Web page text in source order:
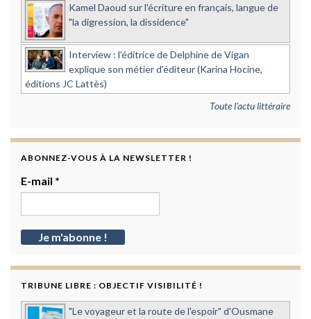
Kamel Daoud sur l'écriture en français, langue de
"la digression, la dissidence"
Interview : l'éditrice de Delphine de Vigan
explique son métier d'éditeur (Karina Hocine,
éditions JC Lattès)
Toute l'actu littéraire
ABONNEZ-VOUS À LA NEWSLETTER !
E-mail *
TRIBUNE LIBRE : OBJECTIF VISIBILITÉ !
"Le voyageur et la route de l'espoir" d'Ousmane